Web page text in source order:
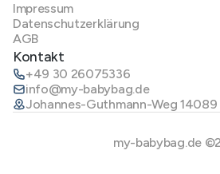
Impressum
Datenschutzerklärung
AGB
Kontakt
+49 30 26075336
info@my-babybag.de
Johannes-Guthmann-Weg 14089
my-babybag.de